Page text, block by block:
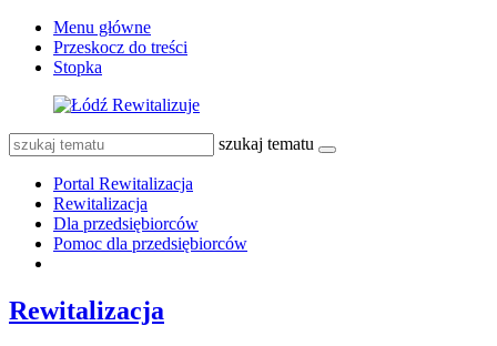
Menu główne
Przeskocz do treści
Stopka
szukaj tematu
Portal Rewitalizacja
Rewitalizacja
Dla przedsiębiorców
Pomoc dla przedsiębiorców
Rewitalizacja